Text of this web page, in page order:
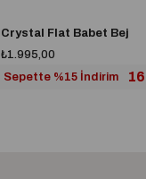
Crystal Flat Babet Bej
₺1.995,00
Sepette %15 İndirim